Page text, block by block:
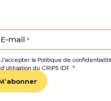
E-mail *
J’accepter la Politique de
d'utilisation du CRIPS IDF. *